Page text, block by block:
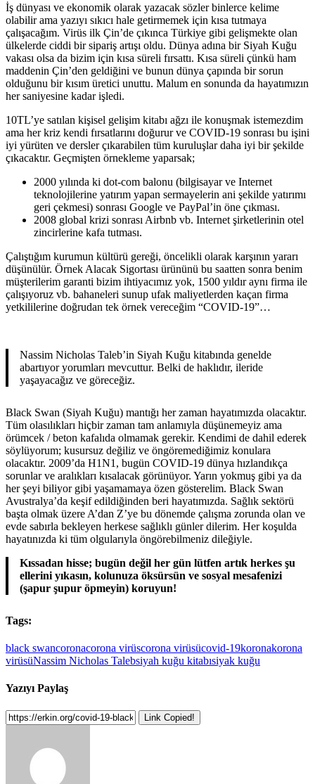
İş dünyası ve ekonomik olarak yazacak sözler binlerce kelime
olabilir ama yazıyı sıkıcı hale getirmemek için kısa tutmaya
çalışacağım. Virüs ilk Çin’de çıkınca Türkiye gibi gelişmekte olan
ülkelerde ciddi bir sipariş artışı oldu. Dünya adına bir Siyah Kuğu
vakası olsa da bizim için kısa süreli fırsattı. Kısa süreli çünkü ham
maddenin Çin’den geldiğini ve bunun dünya çapında bir sorun
olduğunu bir kısım üretici unuttu. Malum en sonunda da hayatımızın
her saniyesine kadar işledi.
10TL’ye satılan kişisel gelişim kitabı ağzı ile konuşmak istemezdim
ama her kriz kendi fırsatlarını doğurur ve COVID-19 sonrası bu işini
iyi yürüten ve dersler çıkarabilen tüm kuruluşlar daha iyi bir şekilde
çıkacaktır. Geçmişten örnekleme yaparsak;
2000 yılında ki dot-com balonu (bilgisayar ve Internet
teknolojilerine yatırım yapan sermayelerin ani şekilde yatırımı
geri çekmesi) sonrası Google ve PayPal’in öne çıkması.
2008 global krizi sonrası Airbnb vb. Internet şirketlerinin otel
zincirlerine kafa tutması.
Çalıştığım kurumun kültürü gereği, öncelikli olarak karşının yararı
düşünülür. Örnek Alacak Sigortası ürününü bu saatten sonra benim
müşterilerim garanti bizim ihtiyacımız yok, 1500 yıldır aynı firma ile
çalışıyoruz vb. bahaneleri sunup ufak maliyetlerden kaçan firma
yetkililerine doğrudan tek örnek vereceğim “COVID-19”…
Nassim Nicholas Taleb’in Siyah Kuğu kitabında genelde
abartıyor yorumları mevcuttur. Belki de haklıdır, ileride
yaşayacağız ve göreceğiz.
Black Swan (Siyah Kuğu) mantığı her zaman hayatımızda olacaktır.
Tüm olasılıkları hiçbir zaman tam anlamıyla düşünemeyiz ama
örümcek / beton kafalıda olmamak gerekir. Kendimi de dahil ederek
söylüyorum; kusursuz değiliz ve öngöremediğimiz konulara
olacaktır. 2009’da H1N1, bugün COVID-19 dünya hızlandıkça
sorunlar ve aralıkları kısalacak görünüyor. Yarın yokmuş gibi ya da
her şeyi biliyor gibi yaşamamaya özen gösterelim. Black Swan
Avustralya’da keşif edildiğinden beri hayatımızda. Sağlık sektörü
başta olmak üzere A’dan Z’ye bu dönemde çalışma zorunda olan ve
evde sabırla bekleyen herkese sağlıklı günler dilerim. Her koşulda
hayatınızda ki tüm olgularıyla öngörebilmeniz dileğiyle.
Kıssadan hisse; bugün değil her gün lütfen artık herkes şu
ellerini yıkasın, kolunuza öksürsün ve sosyal mesafenizi
(şapur şupur öpmeyin) koruyun!
Tags:
black swancoronacorona virüscorona virüsücovid-19koronakorona
virüsüNassim Nicholas Talebsiyah kuğu kitabısiyak kuğu
Yazıyı Paylaş
Link Copied!